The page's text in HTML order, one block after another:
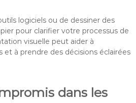
logiciels ou de dessiner des
pour clarifier votre processus de
visuelle peut aider à
et à prendre des décisions éclairées
dans les